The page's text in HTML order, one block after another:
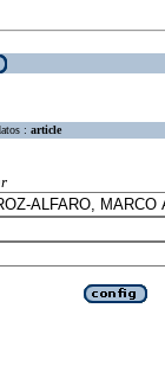
: article